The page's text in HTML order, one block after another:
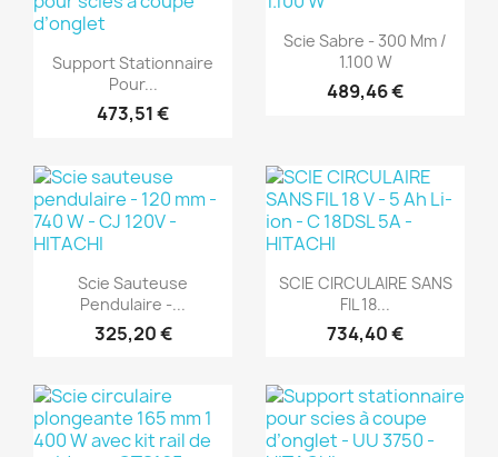
Aperçu rapide
Support Stationnaire
Pour...
473,51 €
 Aperçu rapide
Scie Sabre - 300 Mm /
1.100 W
489,46 €
Aperçu rapide
Scie Sauteuse
Pendulaire -...
325,20 €
Aperçu rapide
SCIE CIRCULAIRE SANS
FIL 18...
734,40 €